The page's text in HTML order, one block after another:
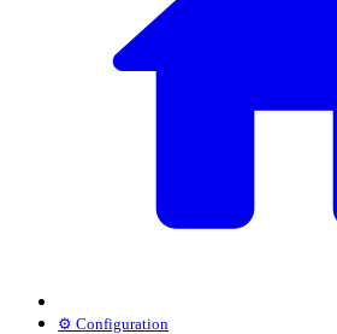
⚙️ Configuration